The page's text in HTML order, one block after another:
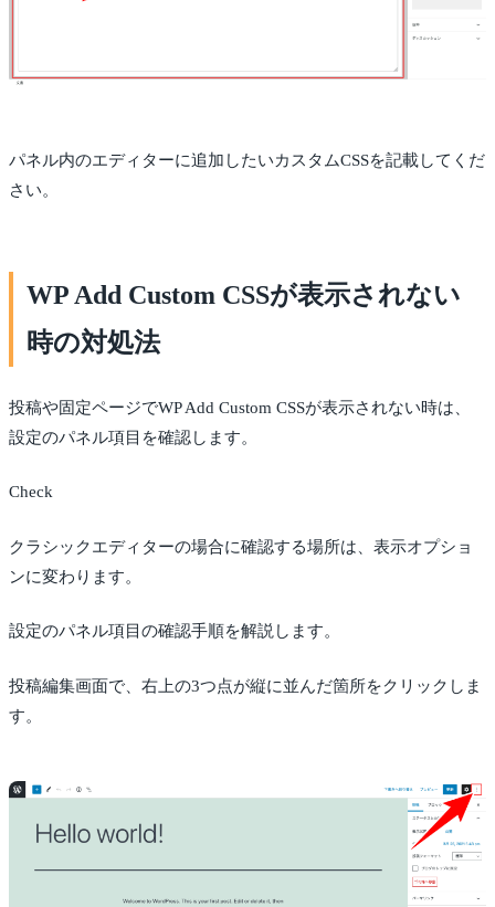
パネル内のエディターに追加したいカスタムCSSを記載してくだ
さい。
WP Add Custom CSSが表示されない
時の対処法
投稿や固定ページでWP Add Custom CSSが表示されない時は、
設定のパネル項目を確認します。
Check
クラシックエディターの場合に確認する場所は、表示オプショ
ンに変わります。
設定のパネル項目の確認手順を解説します。
投稿編集画面で、右上の3つ点が縦に並んだ箇所をクリックしま
す。